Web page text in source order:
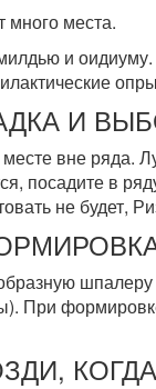
много места.
и
И
вне ряда.
посадите в
не будет,
шпалеру
При